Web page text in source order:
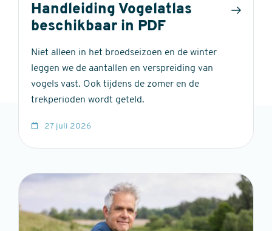
Handleiding Vogelatlas
beschikbaar in PDF
Niet alleen in het broedseizoen en de winter
leggen we de aantallen en verspreiding van
vogels vast. Ook tijdens de zomer en de
trekperioden wordt geteld.
27 juli 2026